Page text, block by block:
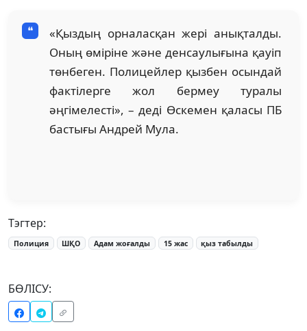
«Қыздың орналасқан жері анықталды.
Оның өміріне және денсаулығына қауіп
төнбеген. Полицейлер қызбен осындай
фактілерге жол бермеу туралы
әңгімелесті», – деді Өскемен қаласы ПБ
бастығы Андрей Мула.
Тэгтер:
Полиция ШҚО Адам жоғалды 15 жас қыз табылды
БӨЛІСУ: